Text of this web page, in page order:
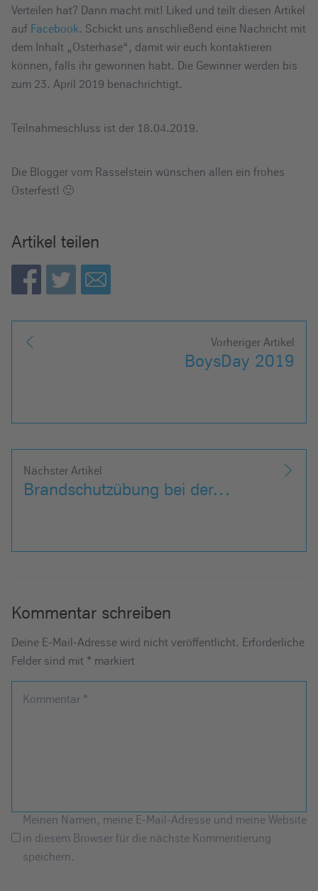
Verteilen hat? Dann macht mit! Liked und teilt diesen Artikel
auf Facebook. Schickt uns anschließend eine Nachricht mit
dem Inhalt „Osterhase“, damit wir euch kontaktieren
können, falls ihr gewonnen habt. Die Gewinner werden bis
zum 23. April 2019 benachrichtigt.
Teilnahmeschluss ist der 18.04.2019.
Die Blogger vom Rasselstein wünschen allen ein frohes
Osterfest! 🙂
Artikel teilen
Vorheriger Artikel
BoysDay 2019
Nächster Artikel
Brandschutzübung bei der…
Kommentar schreiben
Deine E-Mail-Adresse wird nicht veröffentlicht. Erforderliche
Felder sind mit * markiert
Kommentar *
Meinen Namen, meine E-Mail-Adresse und meine Website
in diesem Browser für die nächste Kommentierung
speichern.